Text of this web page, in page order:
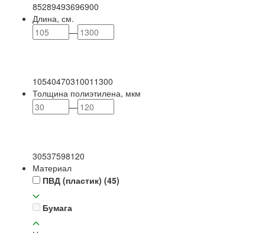
85289493696900
Длина, см.
—
1054047031001 1300
Толщина полиэтилена, мкм
—
30537598120
Материал
ПВД (пластик) (45)
Бумага